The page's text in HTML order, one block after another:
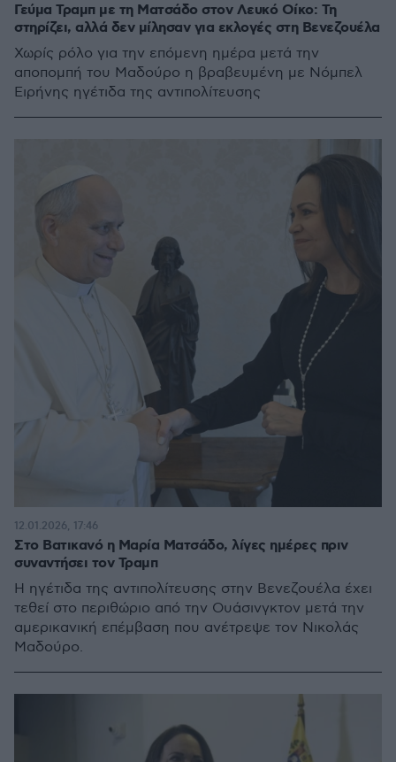
Γεύμα Τραμπ με τη Ματσάδο στον Λευκό Οίκο: Τη
στηρίζει, αλλά δεν μίλησαν για εκλογές στη Βενεζουέλα
Χωρίς ρόλο για την επόμενη ημέρα μετά την
αποπομπή του Μαδούρο η βραβευμένη με Νόμπελ
Ειρήνης ηγέτιδα της αντιπολίτευσης
Στο Βατικανό η Μαρία Ματσάδο, λίγες ημέρες πριν
συναντήσει τον Τραμπ
Η ηγέτιδα της αντιπολίτευσης στην Βενεζουέλα έχει
τεθεί στο περιθώριο από την Ουάσινγκτον μετά την
αμερικανική επέμβαση που ανέτρεψε τον Νικολάς
Μαδούρο.
12.01.2026, 17:46